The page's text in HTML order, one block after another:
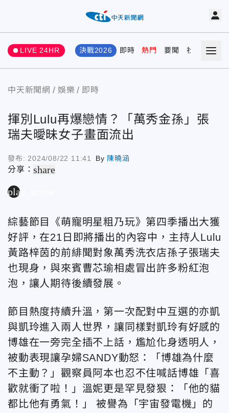
LIVE 24HR 決戰2026 即時 熱門 要聞 社會 娛樂
中天新聞網 娛樂 即時
揮別Lulu再爆戀情？「萬秀金孫」張
瑞夫曖昧女子畫面流出
發布: 2024/08/22 11:41 By 陳曉涵
分享：share
play_arrow
綜藝節目《萌寵明星粗乃玩》第四季播出大獲
好評，在21日即將播出的內容中，主持人Lulu
黃路梓茵的前緋聞對象萬秀洗衣店孫子張瑞夫
也現身，與來賓曹芯瑜相處冒出許多粉紅泡
泡，讓人期待後續發展。
節目熱度持續升溫，第一次配對中互選的亦凱
與凱玲進入兩人世界，讓同樣對凱玲有好感的
博雄在一旁完全插不上話，尷尬化身透明人，
被動表現讓孕婦SANDY動怒：「博雄為什麼
不主動？」觀察員阿本也忍不住喊話博雄「喜
歡就衝了啦！」溫妮更是罕見發狠：「他的貓
都比他有勇氣！」 被譽為「宇宙發電機」的